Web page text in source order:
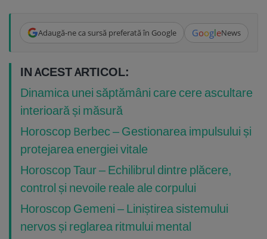
Adaugă-ne ca sursă preferată în Google GoogleNews
IN ACEST ARTICOL:
Dinamica unei săptămâni care cere ascultare
interioară și măsură
Horoscop Berbec – Gestionarea impulsului și
protejarea energiei vitale
Horoscop Taur – Echilibrul dintre plăcere,
control și nevoile reale ale corpului
Horoscop Gemeni – Liniștirea sistemului
nervos și reglarea ritmului mental